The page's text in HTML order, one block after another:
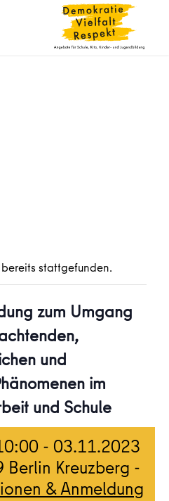
stattgefunden.
zum Umgang
und
im
und Schule
- 03.11.2023
Berlin Kreuzberg -
& Anmeldung